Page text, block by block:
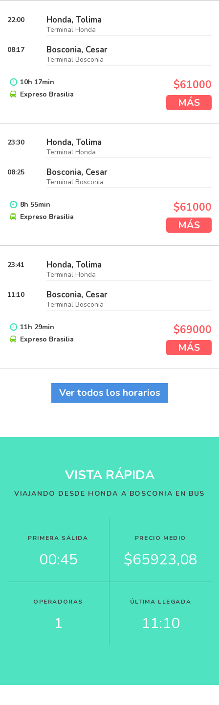
22:00 Honda, Tolima
Terminal Honda
08:17 Bosconia, Cesar
Terminal Bosconia
10h 17min
Expreso Brasilia
$61000
MÁS
23:30 Honda, Tolima
Terminal Honda
08:25 Bosconia, Cesar
Terminal Bosconia
8h 55min
Expreso Brasilia
$61000
MÁS
23:41 Honda, Tolima
Terminal Honda
11:10 Bosconia, Cesar
Terminal Bosconia
11h 29min
Expreso Brasilia
$69000
MÁS
Ver todos los horarios
VISTA RÁPIDA
VIAJANDO DESDE HONDA A BOSCONIA EN BUS
PRIMERA SÁLIDA
00:45
PRECIO MEDIO
$65923,08
OPERADORAS
1
ÚLTIMA LLEGADA
11:10